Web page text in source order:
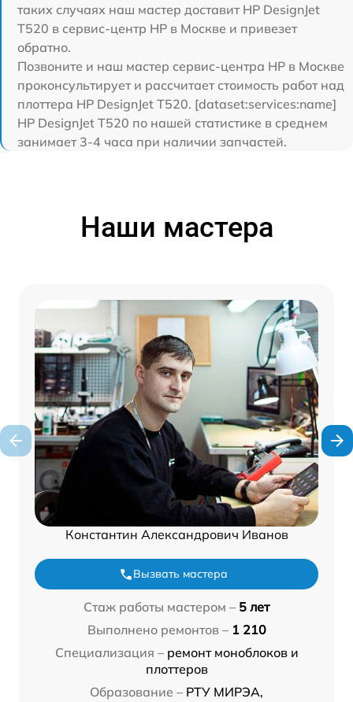
таких случаях наш мастер доставит HP DesignJet
T520 в сервис-центр HP в Москве и привезет
обратно.
Позвоните и наш мастер сервис-центра HP в Москве
проконсультирует и рассчитает стоимость работ над
плоттера HP DesignJet T520. [dataset:services:name]
HP DesignJet T520 по нашей статистике в среднем
занимает 3-4 часа при наличии запчастей.
Наши мастера
Константин Александрович Иванов
Вызвать мастера
Стаж работы мастером – 5 лет
Выполнено ремонтов – 1 210
Специализация – ремонт моноблоков и
плоттеров
Образование – РТУ МИРЭА,